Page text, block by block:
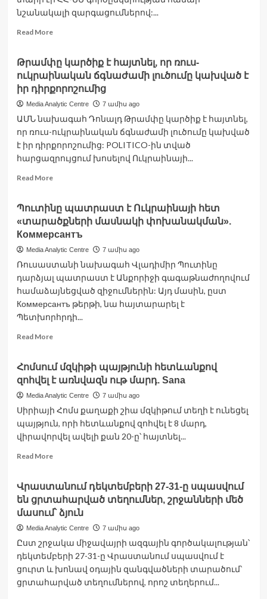
անօդաչու
սարք,
հրթիռ
նշանակալի զարգացումներով:...
Read MoreRead
2025
թվականն
առանցքային
էր
ՀՀ-
ԵՄ
գործընկերության
համար.
Թրամփը կարծիք է հայտնել, որ ռուս-
ուկրաինական ճգնաժամի լուծումը կախված է
իր դիրքորոշումից
Media Analytic Centre 7 ամիս ago
ԱՄՆ նախագահ Դոնալդ Թրամփը կարծիք է հայտնել,
որ ռուս-ուկրաինական ճգնաժամի լուծումը կախված
է իր դիրքորոշումից: POLITICO-ին տված
հարցազրույցում խոսելով Ուկրաինայի...
Read MoreRead
Թրամփը
կարծիք
է
որ
ռուս-
ուկրաինական
ճգնաժամի
լուծումը
կախված
է
իր
Պուտինը պատրաստ է Ուկրաինայի հետ
«տարածքների մասնակի փոխանակման».
Коммерсантъ
Media Analytic Centre 7 ամիս ago
Ռուսաստանի նախագահ Վլադիմիր Պուտինը
դարձյալ պատրաստ է Անքորիջի գագաթնաժողովում
համաձայնեցված զիջումներին: Այդ մասին, ըստ
Коммерсантъ թերթի, նա հայտարարել է
Պետխորհրդի...
Read MoreRead
Պուտինը
պատրաստ
հետ
«տարածքների
մասնակի
Коммерсантъ
Հոմսում մզկիթի պայթյունի հետևանքով
զոհվել է առնվազն ութ մարդ. Sana
Media Analytic Centre 7 ամիս ago
Սիրիայի Հոմս քաղաքի շիա մզկիթում տեղի է ունեցել
պայթյուն, որի հետևանքով զոհվել է 8 մարդ,
վիրավորվել ավելի քան 20-ը՝ հայտնել...
Read MoreRead
Հոմսում
մզկիթի
պայթյունի
հետևանքով
զոհվել
է
առնվազն
ութ
մարդ.
Վրաստանում դեկտեմբերի 27-31-ը սպասվում
են ցրտահարված տեղումներ, շրջանների մեծ
մասում՝ ձյուն
Media Analytic Centre 7 ամիս ago
Ըստ շրջակա միջավայրի ազգային գործակալության՝
դեկտեմբերի 27-31-ը Վրաստանում սպասվում է
ցուրտ և խոնավ օդային զանգվածների տարածում՝
ցրտահարված տեղումներով, որոշ տեղերում...